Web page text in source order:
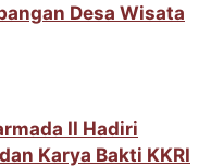
Desa Wisata
II Hadiri
Karya Bakti KKRI